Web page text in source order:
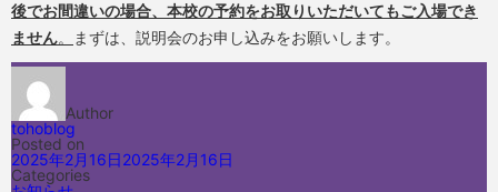
後でお間違いの場合、本校の予約をお取りいただいてもご入場でき
ません。 まずは、説明会のお申し込みをお願いします。
Author
tohoblog
Posted on
2025年2月16日2025年2月16日
Categories